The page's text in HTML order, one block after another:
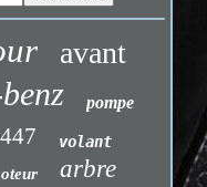
avant
pompe
volant
arbre